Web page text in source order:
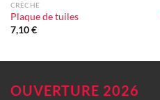
CRÈCHE
Plaque de tuiles
7,10€
OUVERTURE 2026